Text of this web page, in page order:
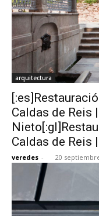
arquitectura
Caldas de Reis
Caldas de Reis
veredes - 20